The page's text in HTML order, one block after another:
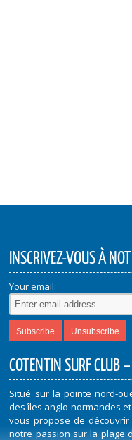
INSCRIVEZ-VOUS À
Your email:
COTENTIN SURF CLUB
Situé sur la pointe nord-
des îles anglo-normandes
vous propose de
notre passion sur la plage